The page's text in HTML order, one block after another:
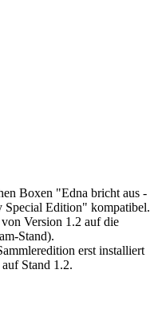
Boxen "Edna bricht aus -
Edition" kompatibel.
Version 1.2 auf die
Stand).
erst installiert
Stand 1.2.